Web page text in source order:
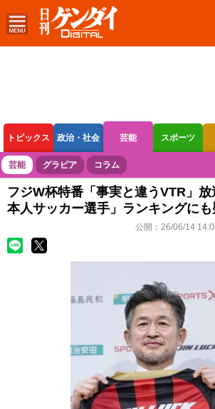
トピックス 政治・社会 芸能 スポーツ
ボートレース 競輪 オートレース
芸能 グラビア コラム
フジW杯特番「事実と違うVTR」放
本人サッカー選手」ランキングに
公開： 26/06/14